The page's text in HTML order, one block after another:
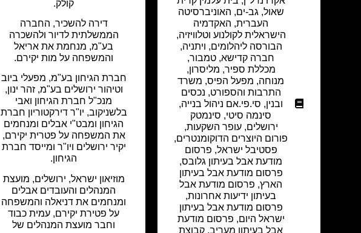
קולק.
דירה להשכיר, החברה
הממשלתית לדיור ולהשכרה
בע"מ, מנחמת את אריאל
והמשפחה על מות יקירם.
חברת הגיחון בע"מ, מפעלי ביוב
וטיהור ירושלים בע"מ, זהר ינון,
מנכ"ל חברת הגיחון ואבי
בלשניקוב, יו"ר דירקטוריון חברת
הגיחון ומבט"י אבלים ומנחמים
את המשפחה על פטרית יקירם,
יקיר ירושלים ויו"ר ומייסד חברת
הגיחון.
מוזיאון ישראל, ירושלים, מועצת
המנהלים והעובדים אבלים
ומנחמים את דניאלה והמשפחה
על פטירת יקירם, עמית כבוד
וחבר מועצת המנהלים של
שאול, גב-ים, האוניברסיטה
העברית, האקדמיה
הישראלית לקולנוע וטלוויזיה,
הבורסה ליהלומים, ויתניה,
חברה קדישא, טמבור,
מכללת ספיר, מליסרון,
מנוחה, מפעל הפיס, משרד
התרבות והספורט, נכסים
ובנין, סי.פי.אם ניהול בנייה,
סינמה סיטי, סינמטק
ירושלים,עופר השקעות,
פורום היוצרים הדוקומנטרים,
פסטיבל ישראל, פרסום
מודעת אבל בעיתון גלובס,
פרסום מודעת אבל בעיתון
הארץ, פרסום מודעת אבל
בעיתון ידיעות אחרונות,
פרסום מודעת אבל בעיתון
ישראל היום, פרסום מודעת
אבל בעיתון מעריב, קבוצת